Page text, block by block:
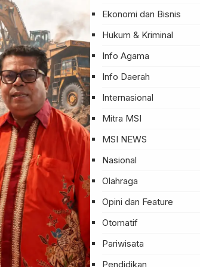
Ekonomi dan Bisnis
Hukum & Kriminal
Info Agama
Info Daerah
Internasional
Mitra MSI
MSI NEWS
Nasional
Olahraga
Opini dan Feature
Otomatif
Pariwisata
Pendidikan